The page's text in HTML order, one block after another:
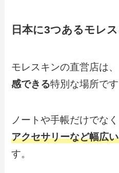
日本に3つあるモレ
モレスキンの直営店は、
感できる特別な場所です
ノートや手帳だけでな
アクセサリーなど幅広
す。